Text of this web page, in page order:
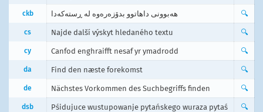
ckb هەبوونی داهاتوو بدۆزەرەوە لە ڕستەکەدا 🔍
cs Najde další výskyt hledaného textu 🔍
cy Canfod enghraifft nesaf yr ymadrodd 🔍
da Find den næste forekomst 🔍
de Nächstes Vorkommen des Suchbegriffs finden 🔍
dsb Pśidujuce wustupowanje pytańskego wuraza pytaś 🔍